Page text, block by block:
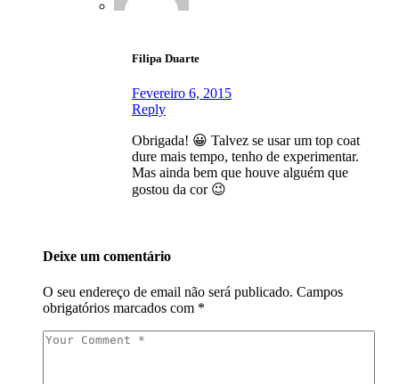
Filipa Duarte
Fevereiro 6, 2015
Reply
Obrigada! 😀 Talvez se usar um top coat
dure mais tempo, tenho de experimentar.
Mas ainda bem que houve alguém que
gostou da cor 😉
Deixe um comentário
O seu endereço de email não será publicado. Campos
obrigatórios marcados com *